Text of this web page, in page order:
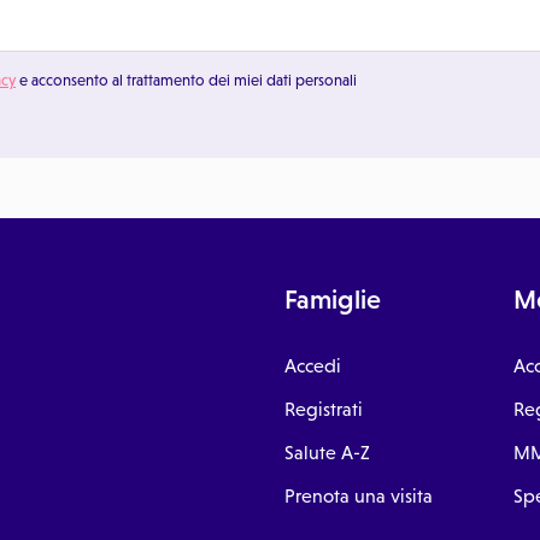
e acconsento al trattamento dei miei dati personali
Famiglie
Accedi
Registrati
Salute A-Z
Prenota una visita